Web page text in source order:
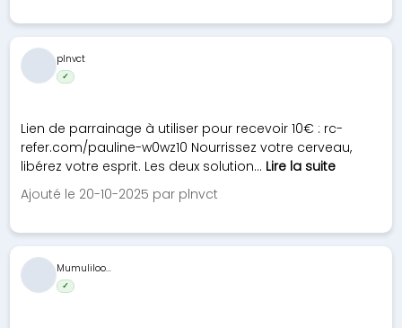
Lien de parrainage à utiliser pour recevoir 10€ : rc-
refer.com/pauline-w0wz10 Nourrissez votre cerveau,
libérez votre esprit. Les deux solution... Lire la suite
Ajouté le 20-10-2025 par plnvct
plnvct
✓
Mumuliloo...
✓